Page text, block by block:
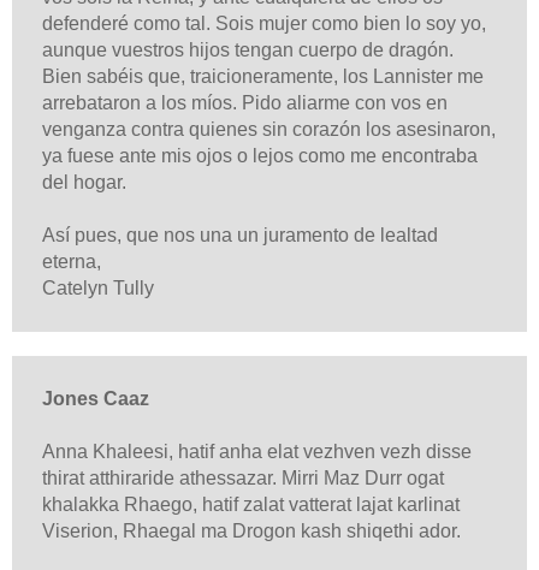
defenderé como tal. Sois mujer como bien lo soy yo,
aunque vuestros hijos tengan cuerpo de dragón.
Bien sabéis que, traicioneramente, los Lannister me
arrebataron a los míos. Pido aliarme con vos en
venganza contra quienes sin corazón los asesinaron,
ya fuese ante mis ojos o lejos como me encontraba
del hogar.
Así pues, que nos una un juramento de lealtad
eterna,
Catelyn Tully
Jones Caaz
Anna Khaleesi, hatif anha elat vezhven vezh disse
thirat atthiraride athessazar. Mirri Maz Durr ogat
khalakka Rhaego, hatif zalat vatterat lajat karlinat
Viserion, Rhaegal ma Drogon kash shiqethi ador.